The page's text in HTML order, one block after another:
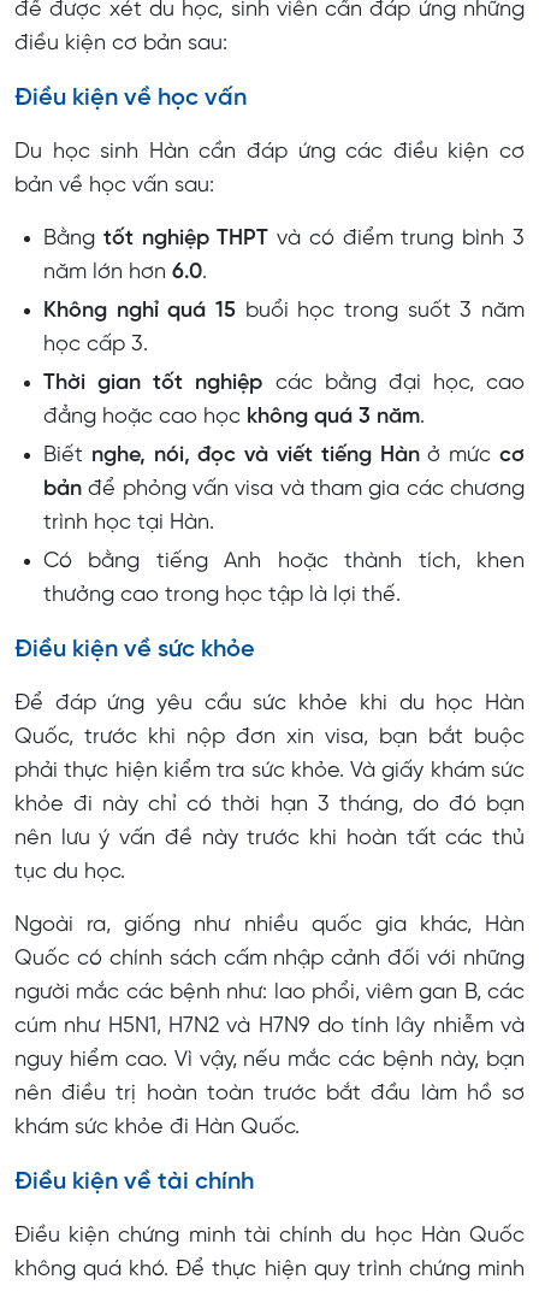
để được xét du học, sinh viên cần đáp ứng những
điều kiện cơ bản sau:
Điều kiện về học vấn
Du học sinh Hàn cần đáp ứng các điều kiện cơ
bản về học vấn sau:
Bằng tốt nghiệp THPT và có điểm trung bình 3
năm lớn hơn 6.0.
Không nghỉ quá 15 buổi học trong suốt 3 năm
học cấp 3.
Thời gian tốt nghiệp các bằng đại học, cao
đẳng hoặc cao học không quá 3 năm.
Biết nghe, nói, đọc và viết tiếng Hànở mứccơ
bản để phỏng vấn visa và tham gia các chương
trình học tại Hàn.
Có bằng tiếng Anh hoặc thành tích, khen
thưởng cao trong học tập là lợi thế.
Điều kiện về sức khỏe
Để đáp ứng yêu cầu sức khỏe khi du học Hàn
Quốc, trước khi nộp đơn xin visa, bạn bắt buộc
phải thực hiện kiểm tra sức khỏe. Và giấy khám sức
khỏe đi này chỉ có thời hạn 3 tháng, do đó bạn
nên lưu ý vấn đề này trước khi hoàn tất các thủ
tục du học.
Ngoài ra, giống như nhiều quốc gia khác, Hàn
Quốc có chính sách cấm nhập cảnh đối với những
người mắc các bệnh như: lao phổi, viêm gan B, các
cúm như H5N1, H7N2 và H7N9 do tính lây nhiễm và
nguy hiểm cao. Vì vậy, nếu mắc các bệnh này, bạn
nên điều trị hoàn toàn trước bắt đầu làm hồ sơ
khám sức khỏe đi Hàn Quốc.
Điều kiện về tài chính
Điều kiện chứng minh tài chính du học Hàn Quốc
không quá khó. Để thực hiện quy trình chứng minh